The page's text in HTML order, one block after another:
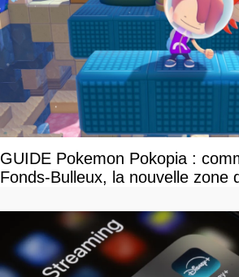
GUIDE Pokemon Pokopia :
Fonds-Bulleux, la nouvelle zone